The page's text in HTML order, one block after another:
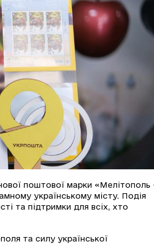
поштової марки «Мелітополь
українському місту. Подія
та підтримки для всіх, хто
та силу української